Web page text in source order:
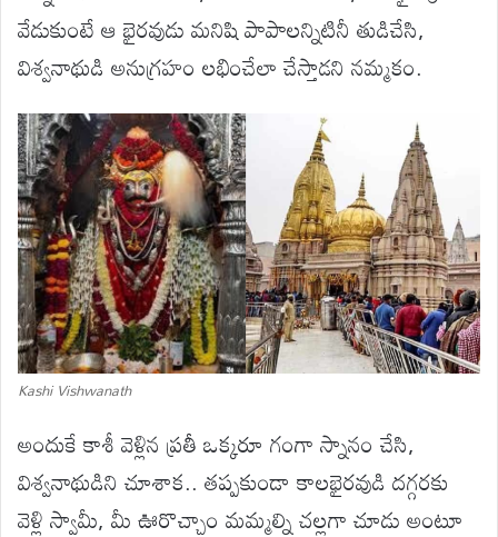
వేడుకుంటే ఆ భైరవుడు మనిషి పాపాలన్నిటినీ తుడిచేసి,
విశ్వనాథుడి అనుగ్రహం లభించేలా చేస్తాడని నమ్మకం.
Kashi Vishwanath
అందుకే కాశీ వెళ్లిన ప్రతీ ఒక్కరూ గంగా స్నానం చేసి,
విశ్వనాథుడిని చూశాక.. తప్పకుండా కాలభైరవుడి దగ్గరకు
వెళ్లి స్వామీ, మీ ఊరొచ్చాం మమ్మల్ని చల్లగా చూడు అంటూ